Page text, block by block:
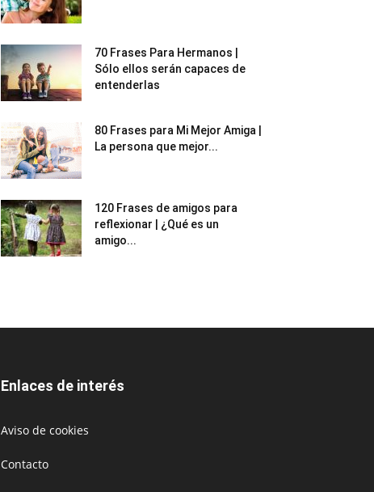
70 Frases Para Hermanos |
Sólo ellos serán capaces de
entenderlas
80 Frases para Mi Mejor Amiga |
La persona que mejor...
120 Frases de amigos para
reflexionar | ¿Qué es un
amigo...
Enlaces de interés
Aviso de cookies
Contacto